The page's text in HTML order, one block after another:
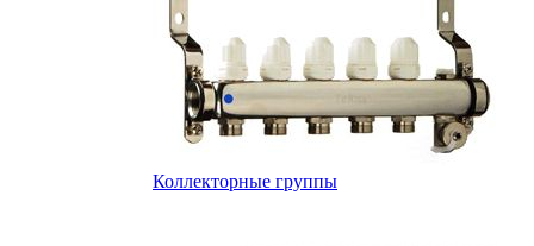
Коллекторные группы